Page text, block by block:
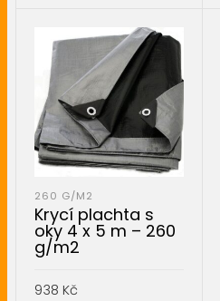
260 G/M2
Krycí plachta s
oky 4 x 5 m – 260
g/m2
938 Kč